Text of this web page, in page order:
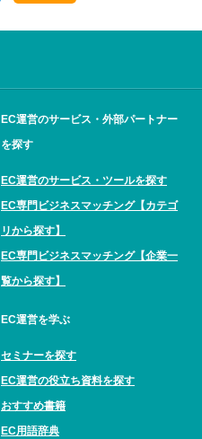
EC運営のサービス・外部パートナー
を探す
EC運営のサービス・ツールを探す
EC専門ビジネスマッチング【カテゴ
リから探す】
EC専門ビジネスマッチング【企業一
覧から探す】
EC運営を学ぶ
セミナーを探す
EC運営の役立ち資料を探す
おすすめ書籍
EC用語辞典